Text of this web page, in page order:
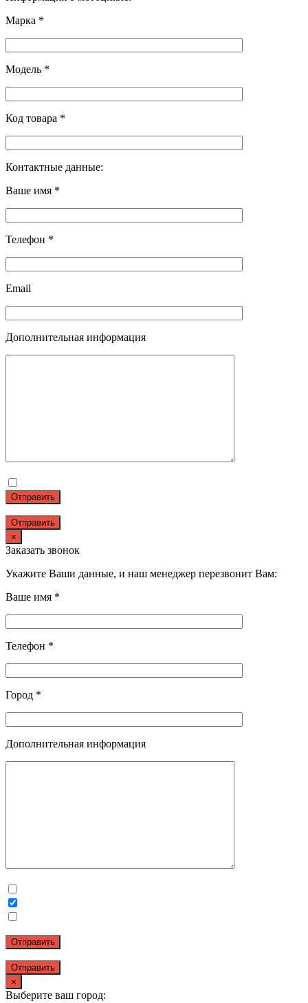
Марка *
Модель *
Код товара *
Контактные данные:
Ваше имя *
Телефон *
Email
Дополнительная информация
Отправить
×
Заказать звонок
Укажите Ваши данные, и наш менеджер перезвонит Вам:
Ваше имя *
Телефон *
Город *
Дополнительная информация
Отправить
×
Выберите ваш город: